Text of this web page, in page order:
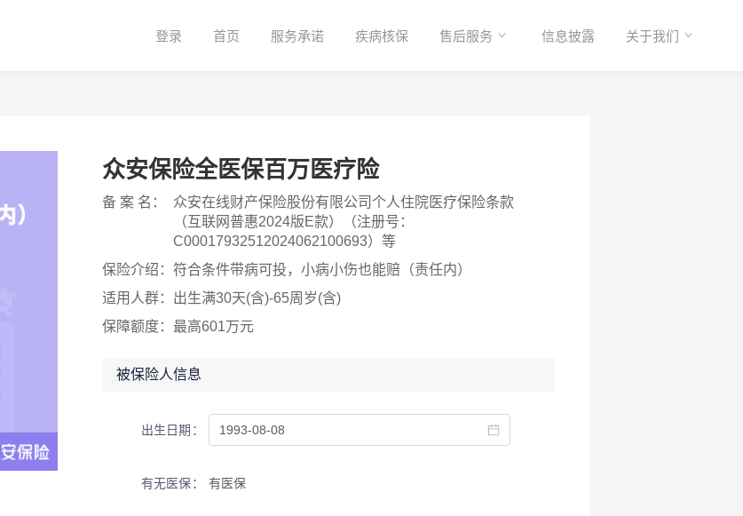
登录 首页 服务承诺 疾病核保 售后服务 信息披露 关于我们
众安保险全医保百万医疗险
备 案 名：
众安在线财产保险股份有限公司个人住院医疗保险条款
（互联网普惠2024版E款）（注册号：
C00017932512024062100693）等
保险介绍： 符合条件带病可投，小病小伤也能赔（责任内）
适用人群： 出生满30天(含)-65周岁(含)
保障额度： 最高601万元
被保险人信息
出生日期
有无医保 有医保